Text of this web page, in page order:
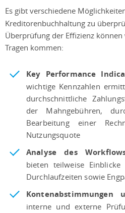
Es gibt verschiedene
Kreditorenbuchhaltung zu
Überprüfung der Effizienz können
Tragen kommen:
Key Performance
wichtige Kennzahlen
durchschnittliche
der Mahngebühren,
Bearbeitung einer
Nutzungsquote
Analyse des
bieten teilweise
Durchlaufzeiten sowie
Kontenabstimmungen
interne und externe